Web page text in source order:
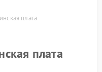
плата
плата